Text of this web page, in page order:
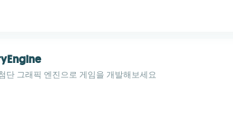
단 그래픽 엔진으로 게임을 개발해보세요